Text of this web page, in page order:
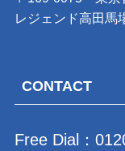
レジェンド高田馬
CONTACT
Free Dial：